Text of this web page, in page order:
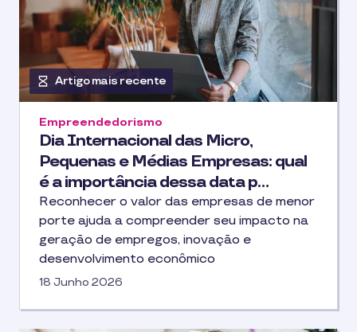
Artigo mais recente
Dia Internacional das Micro,
Pequenas e Médias Empresas: qual
é a importância dessa data p…
Empreendedorismo
Reconhecer o valor das empresas de menor
porte ajuda a compreender seu impacto na
geração de empregos, inovação e
desenvolvimento econômico
18 Junho 2026